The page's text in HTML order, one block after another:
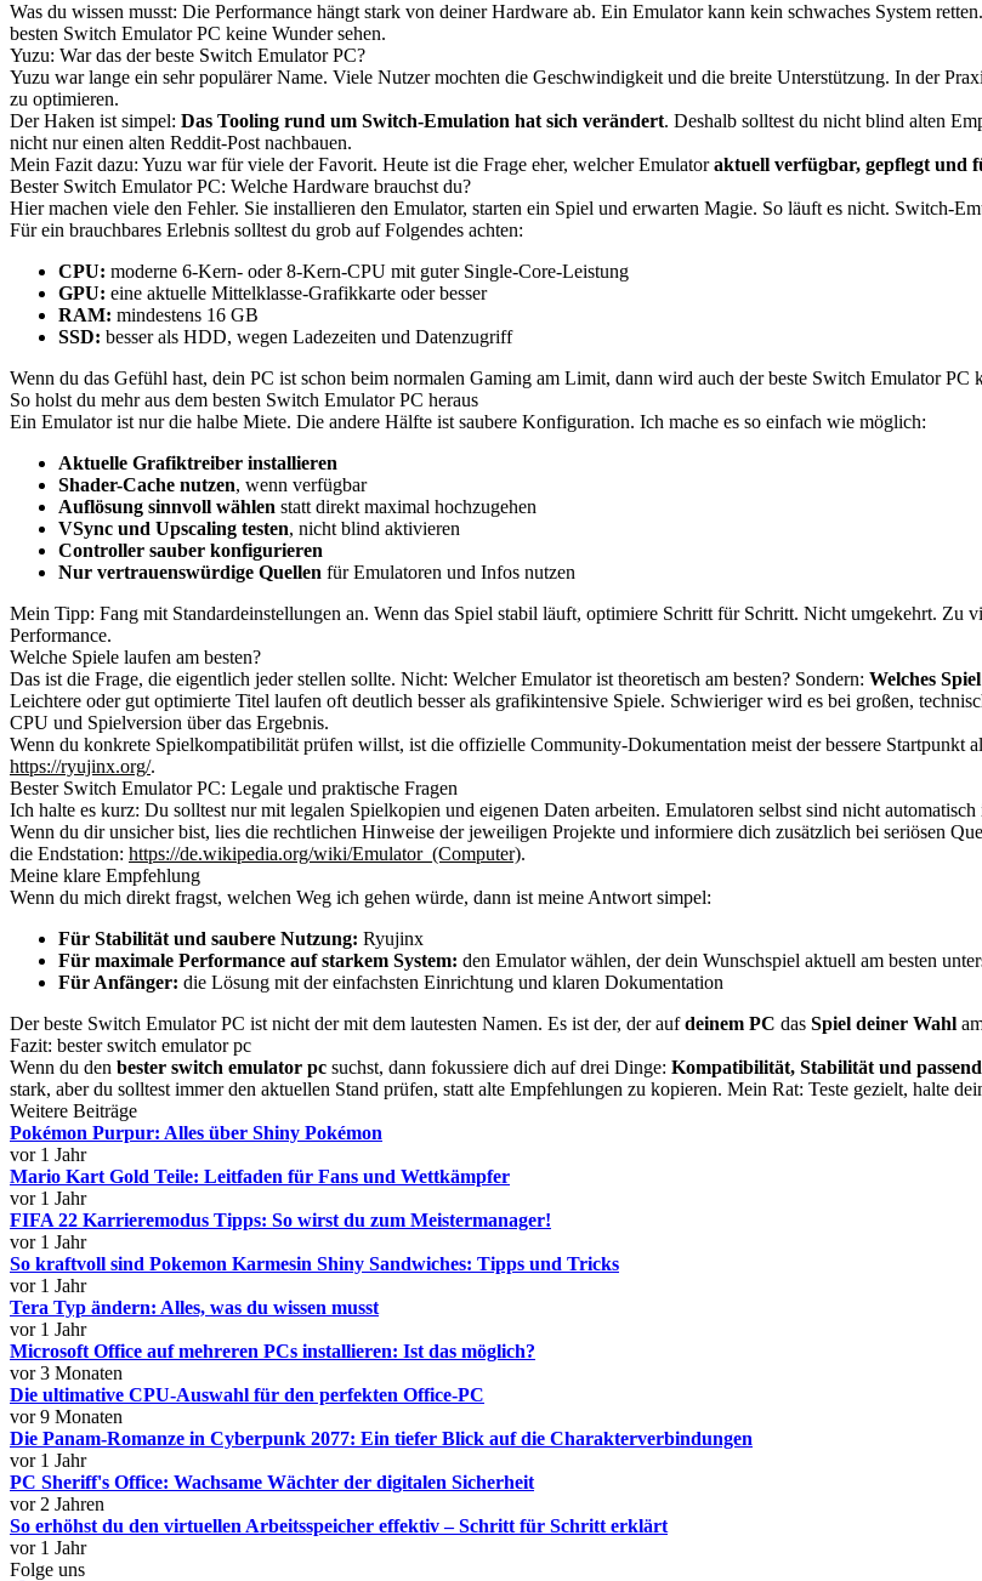
Was du wissen musst: Die Performance hängt stark von deiner Hardware ab. Ein Emulator kann kein schwaches System
besten Switch Emulator PC keine Wunder sehen.
Yuzu: War das der beste Switch Emulator PC?
Yuzu war lange ein sehr populärer Name. Viele Nutzer mochten die Geschwindigkeit und die breite Unterstützung. In der
zu optimieren.
Der Haken ist simpel: Das Tooling rund um Switch-Emulation hat sich verändert. Deshalb solltest du nicht blind alten
nicht nur einen alten Reddit-Post nachbauen.
Mein Fazit dazu: Yuzu war für viele der Favorit. Heute ist die Frage eher, welcher Emulatoraktuell verfügbar, gepflegt und
Bester Switch Emulator PC: Welche Hardware brauchst du?
Hier machen viele den Fehler. Sie installieren den Emulator, starten ein Spiel und erwarten Magie. So läuft es nicht. Switch-
Für ein brauchbares Erlebnis solltest du grob auf Folgendes achten:
CPU: moderne 6-Kern- oder 8-Kern-CPU mit guter Single-Core-Leistung
GPU: eine aktuelle Mittelklasse-Grafikkarte oder besser
RAM: mindestens 16 GB
SSD: besser als HDD, wegen Ladezeiten und Datenzugriff
Wenn du das Gefühl hast, dein PC ist schon beim normalen Gaming am Limit, dann wird auch der beste Switch Emulator PC
So holst du mehr aus dem besten Switch Emulator PC heraus
Ein Emulator ist nur die halbe Miete. Die andere Hälfte ist saubere Konfiguration. Ich mache es so einfach wie möglich:
Aktuelle Grafiktreiber installieren
Shader-Cache nutzen, wenn verfügbar
Auflösung sinnvoll wählen statt direkt maximal hochzugehen
VSync und Upscaling testen, nicht blind aktivieren
Controller sauber konfigurieren
Nur vertrauenswürdige Quellen für Emulatoren und Infos nutzen
Mein Tipp: Fang mit Standardeinstellungen an. Wenn das Spiel stabil läuft, optimiere Schritt für Schritt. Nicht umgekehrt. Zu
Performance.
Welche Spiele laufen am besten?
Das ist die Frage, die eigentlich jeder stellen sollte. Nicht: Welcher Emulator ist theoretisch am besten? Sondern: Welches
Leichtere oder gut optimierte Titel laufen oft deutlich besser als grafikintensive Spiele. Schwieriger wird es bei großen,
CPU und Spielversion über das Ergebnis.
Wenn du konkrete Spielkompatibilität prüfen willst, ist die offizielle Community-Dokumentation meist der bessere Startpunkt
https://ryujinx.org/.
Bester Switch Emulator PC: Legale und praktische Fragen
Ich halte es kurz: Du solltest nur mit legalen Spielkopien und eigenen Daten arbeiten. Emulatoren selbst sind nicht
Wenn du dir unsicher bist, lies die rechtlichen Hinweise der jeweiligen Projekte und informiere dich zusätzlich bei seriösen
die Endstation: https://de.wikipedia.org/wiki/Emulator_(Computer).
Meine klare Empfehlung
Wenn du mich direkt fragst, welchen Weg ich gehen würde, dann ist meine Antwort simpel:
Für Stabilität und saubere Nutzung: Ryujinx
Für maximale Performance auf starkem System: den Emulator wählen, der dein Wunschspiel aktuell am besten
Für Anfänger: die Lösung mit der einfachsten Einrichtung und klaren Dokumentation
Der beste Switch Emulator PC ist nicht der mit dem lautesten Namen. Es ist der, der aufdeinem PC das Spiel deiner Wahl
Fazit: bester switch emulator pc
Wenn du den bester switch emulator pc suchst, dann fokussiere dich auf drei Dinge: Kompatibilität, Stabilität und
stark, aber du solltest immer den aktuellen Stand prüfen, statt alte Empfehlungen zu kopieren. Mein Rat: Teste gezielt, halte
Weitere Beiträge
Pokémon Purpur: Alles über Shiny Pokémon
vor 1 Jahr
Mario Kart Gold Teile: Leitfaden für Fans und Wettkämpfer
vor 1 Jahr
FIFA 22 Karrieremodus Tipps: So wirst du zum Meistermanager!
vor 1 Jahr
So kraftvoll sind Pokemon Karmesin Shiny Sandwiches: Tipps und Tricks
vor 1 Jahr
Tera Typ ändern: Alles, was du wissen musst
vor 1 Jahr
Microsoft Office auf mehreren PCs installieren: Ist das möglich?
vor 3 Monaten
Die ultimative CPU-Auswahl für den perfekten Office-PC
vor 9 Monaten
Die Panam-Romanze in Cyberpunk 2077: Ein tiefer Blick auf die Charakterverbindungen
vor 1 Jahr
PC Sheriff's Office: Wachsame Wächter der digitalen Sicherheit
vor 2 Jahren
So erhöhst du den virtuellen Arbeitsspeicher effektiv – Schritt für Schritt erklärt
vor 1 Jahr
Folge uns